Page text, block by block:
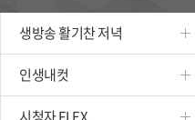
생방송 활기찬 저녁
인생내컷